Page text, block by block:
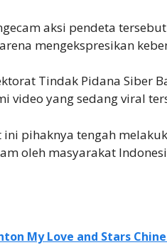
aksi pendeta
mengekspresikan
Tindak Pidana Siber
video yang sedang viral
pihaknya tengah
oleh masyarakat
My Love and Stars